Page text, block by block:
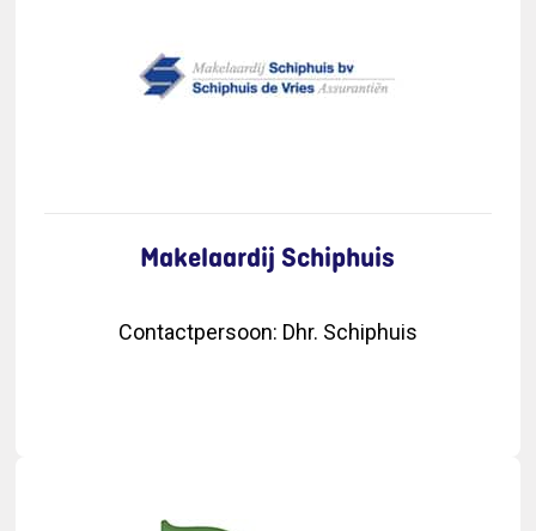
Makelaardij Schiphuis
Contactpersoon: Dhr. Schiphuis